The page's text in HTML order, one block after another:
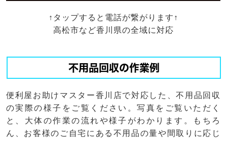
↑タップすると電話が繋がります↑
高松市など香川県の全域に対応
不用品回収の作業例
便利屋お助けマスター香川店で対応した、不用品回収
の実際の様子をご覧ください。写真をご覧いただく
と、大体の作業の流れや様子がわかります。もちろ
ん、お客様のご自宅にある不用品の量や間取りに応じ